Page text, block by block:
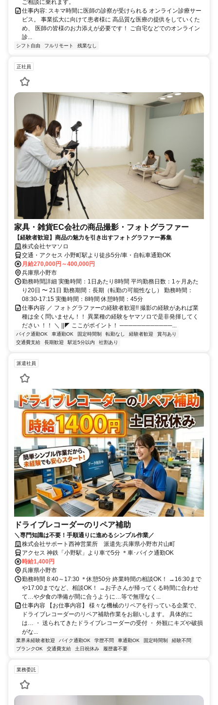
ご相談に乗れます。
仕事内容: スキマ時間に医師の診察が受けられる オンライン診療サー
ビス。 事業拡大に向けて患者様に 高品質な医療の提供をしていくた
め、 医師の皆様のお力添えが必要です！ ご自宅などでのオンライン
診...
シフト自由 フルリモート 残業なし
正社員
家具・雑貨EC会社の商品撮影・フォトグラファー
【経験者歓迎】商品の魅力を引き出すフォトグラファー募集
株式会社ヤマソロ
交通・アクセス 小野町駅より徒歩5分/車・自転車通勤OK
月給270,000円～400,000円
兵庫県小野市
勤務時間詳細 実働時間：1日あたり8時間 平均勤務日数：1ヶ月あた
り20日 〜 21日 勤務期間：長期（転勤の可能性なし） 勤務時間：
08:30-17:15 実働時間：8時間 休憩時間：45分
仕事内容 ／ フォトグラファーの経験者歓迎!! 撮影の経験があれば業
種は全く問いません！！ 異業種の経験をヤマソロで是非発揮してく
ださい ！！ ＼ ||◤ ここがポイント！ ────────────...
バイク通勤OK 車通勤OK 固定時間制 転勤なし 経験者歓迎
賞与あり
交通費支給
長期歓迎 駅近5分以内 社割あり
派遣社員
ドライブレコーダーのリペア補助
＼専門知識は不要！手順通りに進めるシンプル作業／
株式会社サポート西神営業所 派遣先:兵庫県小野市片山町
アクセス 神鉄「小野駅」より車で5分 ＊車･バイク通勤OK
時給1,400円
兵庫県小野市
勤務時間 8:40～17:30 ＊休憩50分 終業時間の相談OK！ →16:30まで
や17:00までなど、相談OK！ →お子さんが帰ってくる時間に合わせ
て…や夕食の準備が間に合うように…等で無理なく...
仕事内容 【お仕事内容】 様々な機械のリペアを行っている企業で、
ドライブレコーダーのリペア補助作業をお願いします。 具体的に
は… ・ 送られてきたドライブレコーダーの受付 ・ 外観にキズや破損
がな...
業界未経験者歓迎 バイク通勤OK 学歴不問 車通勤OK 固定時間制
経験不問
ブランクOK
交通費支給 土日祝休み 履歴書不要
業務委託